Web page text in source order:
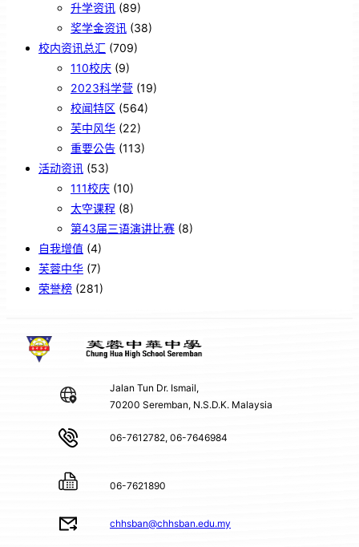
升学资讯 (89)
奖学金资讯 (38)
校内资讯总汇 (709)
110校庆 (9)
2023科学营 (19)
校闻特区 (564)
芙中风华 (22)
重要公告 (113)
活动资讯 (53)
111校庆 (10)
太空课程 (8)
第43届三语演讲比赛 (8)
自我增值 (4)
芙蓉中华 (7)
荣誉榜 (281)
Jalan Tun Dr. Ismail,
70200 Seremban, N.S.D.K. Malaysia
06-7612782, 06-7646984
06-7621890
chhsban@chhsban.edu.my